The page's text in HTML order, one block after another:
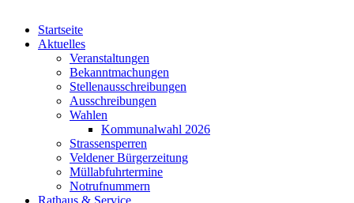
Startseite
Aktuelles
Veranstaltungen
Bekanntmachungen
Stellenausschreibungen
Ausschreibungen
Wahlen
Kommunalwahl 2026
Strassensperren
Veldener Bürgerzeitung
Müllabfuhrtermine
Notrufnummern
Rathaus & Service